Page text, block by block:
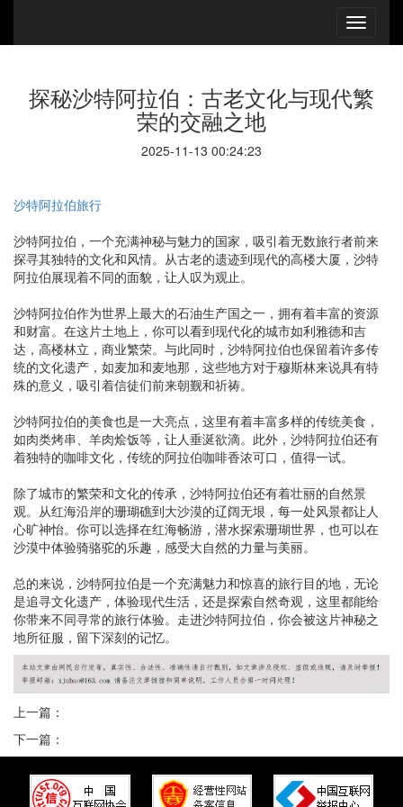
探秘沙特阿拉伯：古老文化与现代繁
荣的交融之地
2025-11-13 00:24:23
沙特阿拉伯旅行
沙特阿拉伯，一个充满神秘与魅力的国家，吸引着无数旅行者前来
探寻其独特的文化和风情。从古老的遗迹到现代的高楼大厦，沙特
阿拉伯展现着不同的面貌，让人叹为观止。
沙特阿拉伯作为世界上最大的石油生产国之一，拥有着丰富的资源
和财富。在这片土地上，你可以看到现代化的城市如利雅德和吉
达，高楼林立，商业繁荣。与此同时，沙特阿拉伯也保留着许多传
统的文化遗产，如麦加和麦地那，这些地方对于穆斯林来说具有特
殊的意义，吸引着信徒们前来朝觐和祈祷。
沙特阿拉伯的美食也是一大亮点，这里有着丰富多样的传统美食，
如肉类烤串、羊肉烩饭等，让人垂涎欲滴。此外，沙特阿拉伯还有
着独特的咖啡文化，传统的阿拉伯咖啡香浓可口，值得一试。
除了城市的繁荣和文化的传承，沙特阿拉伯还有着壮丽的自然景
观。从红海沿岸的珊瑚礁到大沙漠的辽阔无垠，每一处风景都让人
心旷神怡。你可以选择在红海畅游，潜水探索珊瑚世界，也可以在
沙漠中体验骑骆驼的乐趣，感受大自然的力量与美丽。
总的来说，沙特阿拉伯是一个充满魅力和惊喜的旅行目的地，无论
是追寻文化遗产，体验现代生活，还是探索自然奇观，这里都能给
你带来不同寻常的旅行体验。走进沙特阿拉伯，你会被这片神秘之
地所征服，留下深刻的记忆。
上一篇：
下一篇：